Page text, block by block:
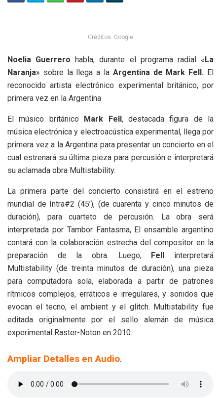
Créditos: Google
Noelia Guerrero habla, durante el programa radial « La
Naranja» sobre la llega a la Argentina de Mark Fell. El
reconocido artista electrónico experimental británico, por
primera vez en la Argentina
El músico británico Mark Fell , destacada figura de la
música electrónica y electroacústica experimental, llega por
primera vez a la Argentina para presentar un concierto en el
cual estrenará su última pieza para percusión e interpretará
su aclamada obra Multistability.
La primera parte del concierto consistirá en el estreno
mundial de Intra#2 (45’), (de cuarenta y cinco minutos de
duración), para cuarteto de percusión. La obra será
interpretada por Tambor Fantasma, El ensamble argentino
contará con la colaboración estrecha del compositor en la
preparación de la obra. Luego,
Fell
interpretará
Multistability (de treinta minutos de duración), una pieza
para computadora sola, elaborada a partir de patrones
rítmicos complejos, erráticos e irregulares, y sonidos que
evocan el tecno, el ambient y el glitch. Multistability fue
editada originalmente por el sello alemán de música
experimental Raster-Noton en 2010.
Ampliar Detalles en Audio.